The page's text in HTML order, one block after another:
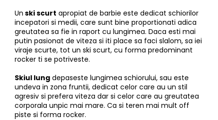
Sepci
Bustiere
Underwear
Un ski scurt apropiat de barbie este dedicat schiorilor
incepatori si medii, care sunt bine proportionati adica
greutatea sa fie in raport cu lungimea. Daca esti mai
putin pasionat de viteza si iti place sa faci slalom, sa iei
viraje scurte, tot un ski scurt, cu forma predominant
rocker ti se potriveste.
Skiul lung depaseste lungimea schiorului, sau este
undeva in zona fruntii, dedicat celor care au un stil
agresiv si prefera viteza dar si celor care au greutatea
corporala unpic mai mare. Ca si teren mai mult off
piste si forma rocker.